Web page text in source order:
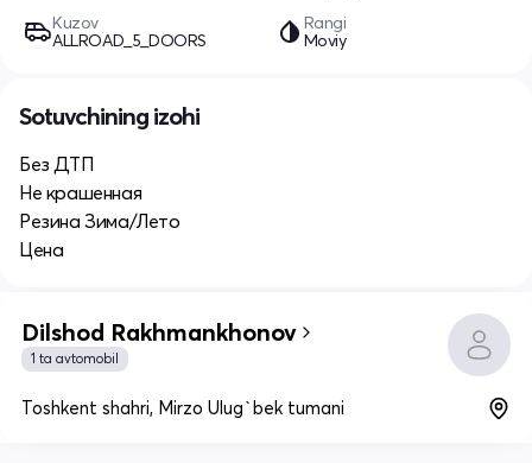
Kuzov
ALLROAD_5_DOORS
Rangi
Moviy
Sotuvchining izohi
Без ДТП
Не крашенная
Резина Зима/Лето
Цена
Dilshod Rakhmankhonov
1 ta avtomobil
Toshkent shahri, Mirzo Ulug`bek tumani